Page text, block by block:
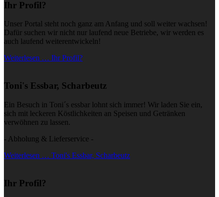
Ihr Profil?
Unser Portal steht noch ganz am Anfang und soll weiter wachsen!
Dafür suchen wir nicht nur laufend neue Betriebe, wir werden es
auch laufend weiterentwickeln!
Weiterlesen … Ihr Profil?
Toni's Essbar, Scharbeutz
Ein Besuch in Toni´s essbar lohnt sich immer! Wir laden Sie ein,
sich mit leckeren Köstlichkeiten an Speisen und Getränken
verwöhnen zu lassen.
- Abholung & Lieferservice -
Weiterlesen … Toni's Essbar, Scharbeutz
Ihr Profil?